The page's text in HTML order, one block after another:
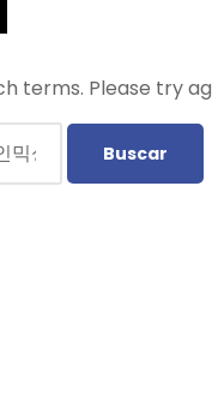
terms. Please try